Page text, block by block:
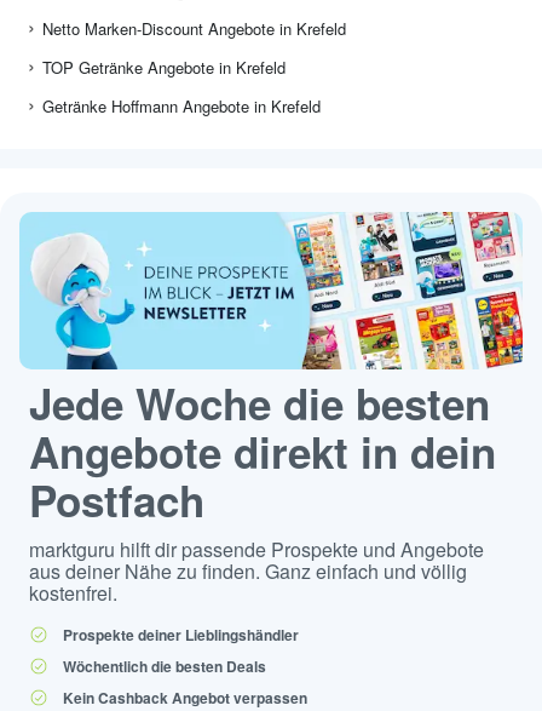
Netto Marken-Discount Angebote in Krefeld
TOP Getränke Angebote in Krefeld
Getränke Hoffmann Angebote in Krefeld
Jede Woche die besten
Angebote direkt in dein
Postfach
marktguru hilft dir passende Prospekte und Angebote
aus deiner Nähe zu finden. Ganz einfach und völlig
kostenfrei.
Prospekte deiner Lieblingshändler
Wöchentlich die besten Deals
Kein Cashback Angebot verpassen